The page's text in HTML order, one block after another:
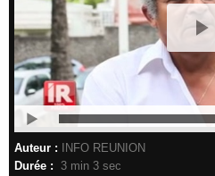
Auteur :
INFO REUNION
Durée :
3 min 3 sec